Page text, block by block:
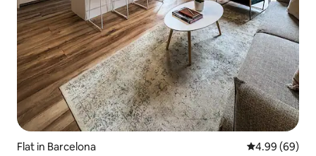
Flat in Barcelona 4.99 out of 5
4.99 (69)